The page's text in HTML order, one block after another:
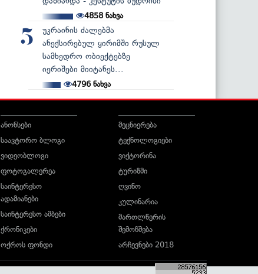
4858ნახვა
5
უკრაინის ძალებმა
ანექსირებულ ყირიმში რუსულ
სამხედრო ობიექტებზე
იერიშები მიიტანეს...
4796ნახვა
ანონსები
საავტორო ბლოგი
ვიდეობლოგი
ფოტოგალერეა
საინტერესო
ადამიანები
საინტერესო ამბები
ქრონიკები
ოქროს ფონდი
მეცნიერება
ტექნოლოგიები
ვიქტორინა
ტურიზმი
ღვინო
კულინარია
მართლწერის
შემოწმება
არჩევნები 2018